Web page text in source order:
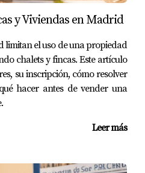
Recuerda que la
cada cierto tiempo,
locales.
aquí te compartimos tres
situaciones comunes al
y Viviendas en Madrid
limitan el uso de una propiedad
chalets y fincas. Este artículo
su inscripción, cómo resolver
hacer antes de vender una
Leer más